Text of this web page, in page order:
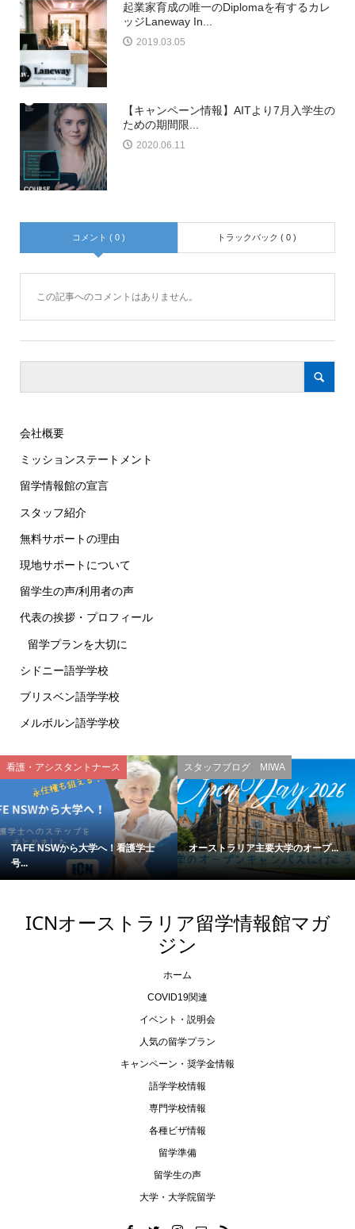
起業家育成の唯一のDiplomaを有するカレ
ッジLaneway In...
2019.03.05
【キャンペーン情報】AITより7月入学生の
ための期間限...
2020.06.11
コメント ( 0 ) トラックバック ( 0 )
この記事へのコメントはありません。
会社概要
ミッションステートメント
留学情報館の宣言
スタッフ紹介
無料サポートの理由
現地サポートについて
留学生の声/利用者の声
代表の挨拶・プロフィール
留学プランを大切に
シドニー語学学校
ブリスベン語学学校
メルボルン語学学校
看護・アシスタントナース
TAFE NSWから大学へ！看護学士
号...
スタッフブログ MIWA
オーストラリア主要大学のオープ...
ICNオーストラリア留学情報館マガ
ジン
ホーム
COVID19関連
イベント・説明会
人気の留学プラン
キャンペーン・奨学金情報
語学学校情報
専門学校情報
各種ビザ情報
留学準備
留学生の声
大学・大学院留学